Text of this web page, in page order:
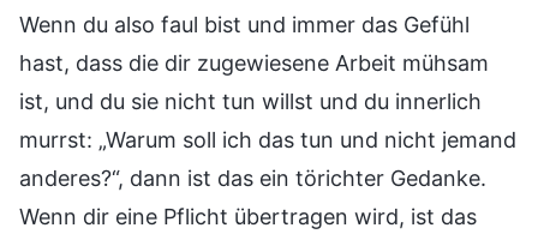
Wenn du also faul bist und immer das Gefühl
hast, dass die dir zugewiesene Arbeit mühsam
ist, und du sie nicht tun willst und du innerlich
murrst: „Warum soll ich das tun und nicht jemand
anderes?“, dann ist das ein törichter Gedanke.
Wenn dir eine Pflicht übertragen wird, ist das